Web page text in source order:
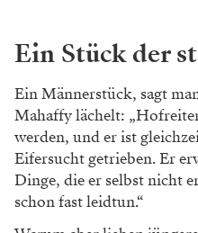
Ein Stück der
Ein Männerstück, sagt
Mahaffy lächelt:
werden, und er ist
Eifersucht getrieben. Er
Dinge, die er selbst nicht
schon fast leidtun.“